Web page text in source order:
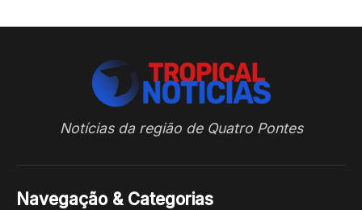
Notícias da região de Quatro Pontes
Navegação & Categorias